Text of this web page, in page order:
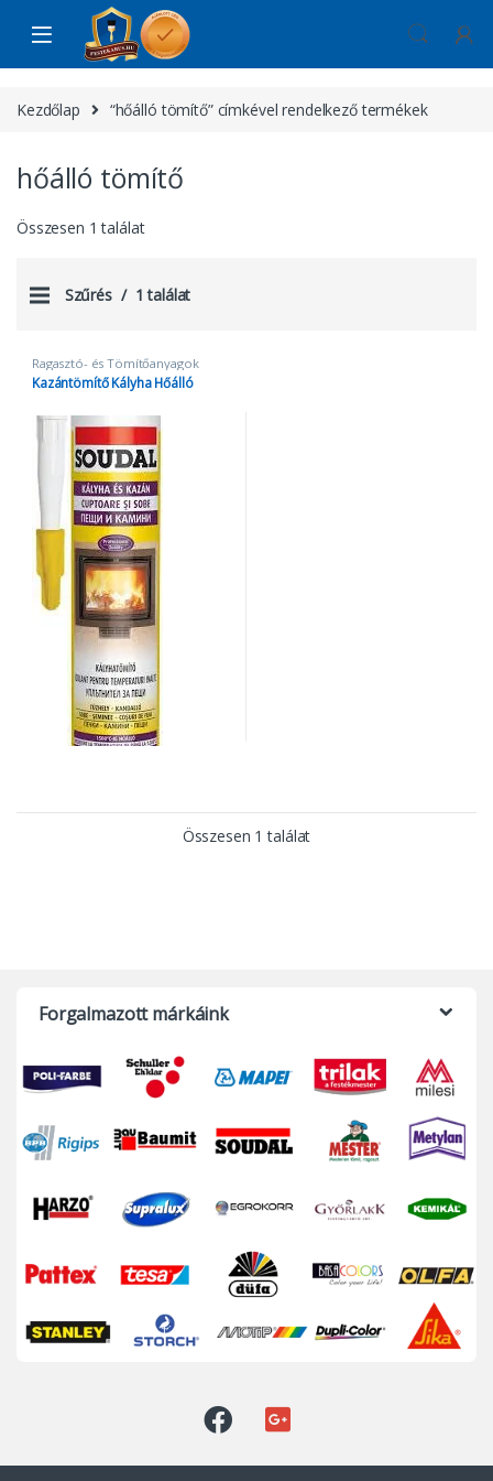
Skip to navigation
Skip to content
Kezdőlap “hőálló tömítő” címkével rendelkező termékek
hőálló tömítő
Összesen 1 találat
Szűrés 1 találat
Ragasztó- és Tömítőanyagok
Kazántömítő Kályha Hőálló
Összesen 1 találat
Forgalmazott márkáink